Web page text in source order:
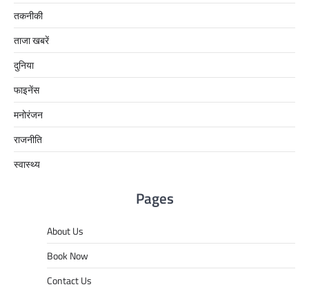
तकनीकी
ताजा खबरें
दुनिया
फाइनेंस
मनोरंजन
राजनीति
स्वास्थ्य
Pages
About Us
Book Now
Contact Us